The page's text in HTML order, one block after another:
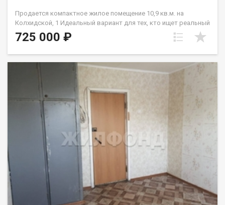
Продается компактное жилое помещение 10,9 кв.м. на
Колхидской, 1 Идеальный вариант для тех, кто ищет реальный
объект недвижимости по доступной цене — это полноценный
отдельный объект (отдельный кадастровый номер). Один
обременений нет. Все документы готовы к быстрой сделке.
Описание комнаты: Светлое и сухое жилое помещение
этаже секционного общежития. Комната правильной формы,
что позволяет без труда организовать спальное место,
рабочую зону или уголок для отдыха. Благодаря небольшой
площади пространство быстро прогревается и требует
минимальных затрат на коммунальные платежи. Удобства
секции: Вход в комнату осуществляется через общий коридор
секции, рассчитанной всего на пять жилых помещений. Это
небольшое количество соседей гарантирует спокойную
атмосферу и отсутствие очередей. Места общего
пользования находятся в отличном рабочем состоянии: Кухня:
светлая и функциональная, оборудована плитой. Для вас уже
выделено собственное постоянное место для размещения
725 000 ₽